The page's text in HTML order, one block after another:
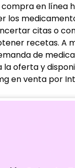
compra en línea
los
citas o
recetas. A
de
oferta y
en venta por